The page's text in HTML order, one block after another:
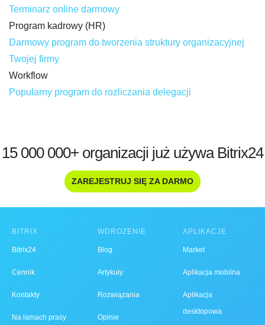
Terminarz online darmowy
Program kadrowy (HR)
Darmowy program do tworzenia struktury organizacyjnej
Twojej firmy
Workflow
Popularny program do rozliczania delegacji
15 000 000+ organizacji już używa Bitrix24
ZAREJESTRUJ SIĘ ZA DARMO
BITRIX
Bitrix24
Cennik
Kontakty
Na łamach prasy
WDROŻENIE
Blog
Artykuły
Rozwiązania
Opinie
APLIKACJE
Market
Aplikacja mobilna
Aplikacja
desktopowa